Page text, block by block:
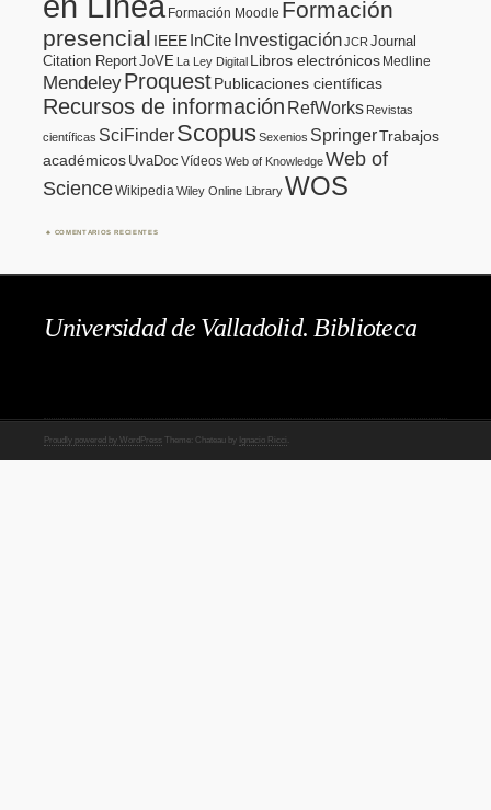
Formación Moodle Formación
presencial IEEE InCiteInvestigaciónJCR Journal
Citation ReportJoVE La Ley Digital Libros electrónicos Medline
MendeleyProquestPublicaciones científicas
Recursos de información RefWorks Revistas
científicas SciFinderScopusSexenios SpringerTrabajos
académicos UvaDoc VídeosWeb of KnowledgeWeb of
ScienceWikipedia Wiley Online LibraryWOS
COMENTARIOS RECIENTES
Universidad de Valladolid. Biblioteca
Proudly powered by WordPress Theme: Chateau by Ignacio Ricci